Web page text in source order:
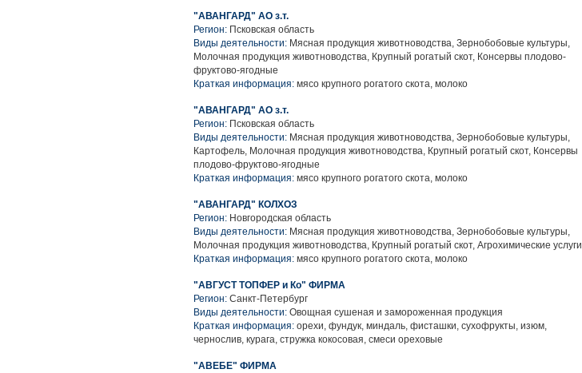
"АВАНГАРД" АО з.т.
Регион: Псковская область
Виды деятельности: Мясная продукция животноводства, Зернобобовые культуры,
Молочная продукция животноводства, Крупный рогатый скот, Консервы плодово-
фруктово-ягодные
Краткая информация: мясо крупного рогатого скота, молоко
"АВАНГАРД" АО з.т.
Регион: Псковская область
Виды деятельности: Мясная продукция животноводства, Зернобобовые культуры,
Картофель, Молочная продукция животноводства, Крупный рогатый скот, Консервы
плодово-фруктово-ягодные
Краткая информация: мясо крупного рогатого скота, молоко
"АВАНГАРД" КОЛХОЗ
Регион: Новгородская область
Виды деятельности: Мясная продукция животноводства, Зернобобовые культуры,
Молочная продукция животноводства, Крупный рогатый скот, Агрохимические услуги
Краткая информация: мясо крупного рогатого скота, молоко
"АВГУСТ ТОПФЕР и Ко" ФИРМА
Регион: Санкт-Петербург
Виды деятельности: Овощная сушеная и замороженная продукция
Краткая информация: орехи, фундук, миндаль, фисташки, сухофрукты, изюм,
чернослив, курага, стружка кокосовая, смеси ореховые
"АВЕБЕ" ФИРМА